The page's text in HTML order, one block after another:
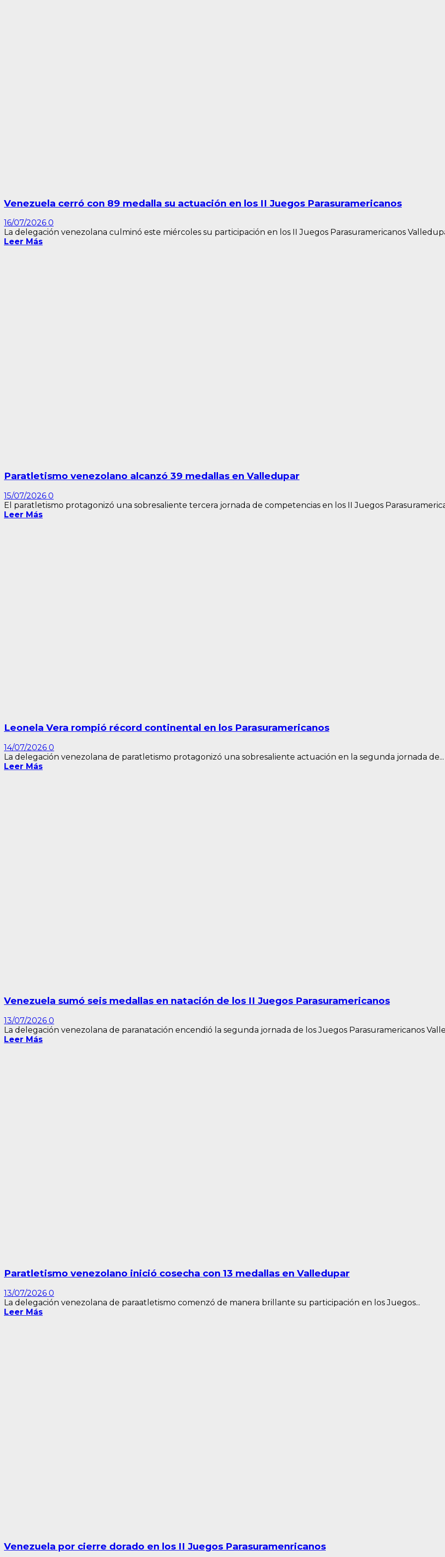
Venezuela cerró con 89 medalla su actuación en los II Juegos Parasuramericanos
16/07/2026 0
La delegación venezolana culminó este miércoles su participación en los II Juegos Parasuramericanos
Leer Más
Paratletismo venezolano alcanzó 39 medallas en Valledupar
15/07/2026 0
El paratletismo protagonizó una sobresaliente tercera jornada de competencias en los II Juegos
Leer Más
Leonela Vera rompió récord continental en los Parasuramericanos
14/07/2026 0
La delegación venezolana de paratletismo protagonizó una sobresaliente actuación en la segunda jornada de...
Leer Más
Venezuela sumó seis medallas en natación de los II Juegos Parasuramericanos
13/07/2026 0
La delegación venezolana de paranatación encendió la segunda jornada de los Juegos Parasuramericanos
Leer Más
Paratletismo venezolano inició cosecha con 13 medallas en Valledupar
13/07/2026 0
La delegación venezolana de paraatletismo comenzó de manera brillante su participación en los Juegos...
Leer Más
Venezuela por cierre dorado en los II Juegos Parasuramenricanos